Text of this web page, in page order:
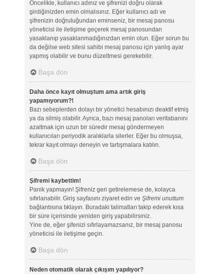
Öncelikle, kullanıcı adınız ve şifrenizi doğru olarak
girdiğinizden emin olmalısınız. Eğer kullanıcı adı ve
şifrenizin doğruluğundan eminseniz, bir mesaj panosu
yöneticisi ile iletişime geçerek mesaj panosundan
yasaklanıp yasaklanmadığınızdan emin olun. Eğer sorun bu
da değilse web sitesi sahibi mesaj panosu için yanlış ayar
yapmış olabilir ve bunu düzeltmesi gerekebilir.
Başa dön
Daha önce kayıt olmuştum ama artık giriş
yapamıyorum?!
Bazı sebeplerden dolayı bir yönetici hesabınızı deaktif etmiş
ya da silmiş olabilir. Ayrıca, bazı mesaj panoları veritabanını
azaltmak için uzun bir süredir mesaj göndermeyen
kullanıcıları periyodik aralıklarla silerler. Eğer bu olmuşsa,
tekrar kayıt olmayı deneyin ve tartışmalara katılın.
Başa dön
Şifremi kaybettim!
Panik yapmayın! Şifreniz geri getirelemese de, kolayca
sıfırlanabilir. Giriş sayfasını ziyaret edin ve Şifremi unuttum
bağlantısına tıklayın. Buradaki talimatları takip ederek kısa
bir süre içerisinde yeniden giriş yapabilirsiniz.
Yine de, eğer şifenizi sıfırlayamazsanız, bir mesaj panosu
yöneticisi ile iletişime geçin.
Başa dön
Neden otomatik olarak çıkışım yapılıyor?